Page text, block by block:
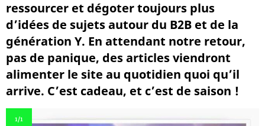
ressourcer et dégoter toujours plus
d’idées de sujets autour du B2B et de la
génération Y. En attendant notre retour,
pas de panique, des articles viendront
alimenter le site au quotidien quoi qu’il
arrive. C’est cadeau, et c’est de saison !
1/1